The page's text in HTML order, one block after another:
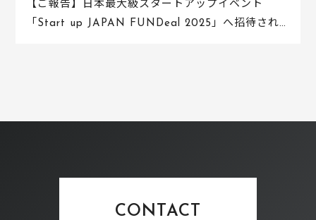
【ご報告】日本最大級スタートアップイベント
「Start up JAPAN FUNDeal 2025」へ招待され
CONTACT